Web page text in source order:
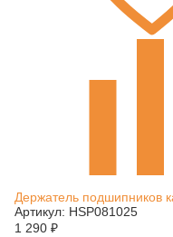
Держатель подшипников
Артикул: HSP081025
1 290 ₽